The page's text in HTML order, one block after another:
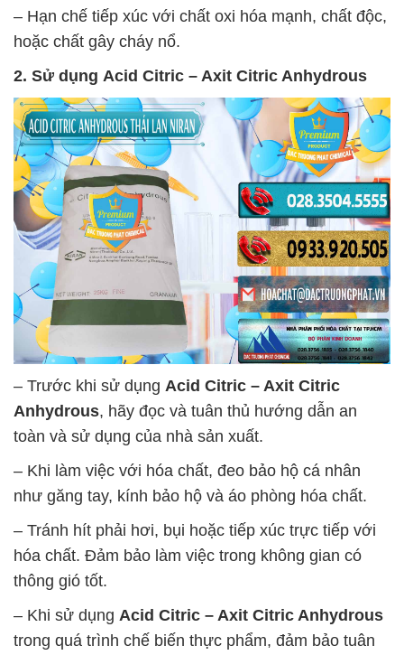
– Hạn chế tiếp xúc với chất oxi hóa mạnh, chất độc,
hoặc chất gây cháy nổ.
2. Sử dụng Acid Citric – Axit Citric Anhydrous
– Trước khi sử dụng Acid Citric – Axit Citric
Anhydrous, hãy đọc và tuân thủ hướng dẫn an
toàn và sử dụng của nhà sản xuất.
– Khi làm việc với hóa chất, đeo bảo hộ cá nhân
như găng tay, kính bảo hộ và áo phòng hóa chất.
– Tránh hít phải hơi, bụi hoặc tiếp xúc trực tiếp với
hóa chất. Đảm bảo làm việc trong không gian có
thông gió tốt.
– Khi sử dụng Acid Citric – Axit Citric Anhydrous
trong quá trình chế biến thực phẩm, đảm bảo tuân